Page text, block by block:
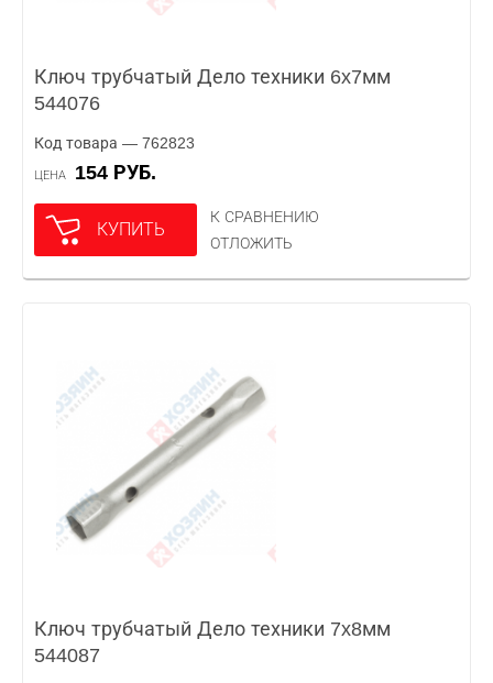
Ключ трубчатый Дело техники 6x7мм
544076
Код товара — 762823
ЦЕНА 154 РУБ.
КУПИТЬ
К СРАВНЕНИЮ
ОТЛОЖИТЬ
Ключ трубчатый Дело техники 7x8мм
544087